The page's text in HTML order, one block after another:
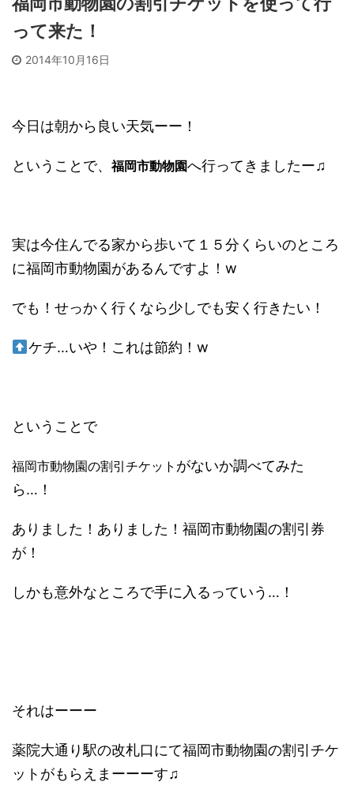
って来た！
2014年10月16日
今日は朝から良い天気ーー！
ということで、福岡市動物園へ行ってきましたー♫
実は今住んでる家から歩いて１５分くらいのところ
に福岡市動物園があるんですよ！w
でも！せっかく行くなら少しでも安く行きたい！
ケチ…いや！これは節約！w
ということで
福岡市動物園の割引チケット がないか調べてみた
ら…！
ありました！ありました！福岡市動物園の割引券
が！
しかも意外なところで手に入るっていう…！
それはーーー
薬院大通り駅の改札口にて福岡市動物園の割引チケ
ットがもらえまーーーす♫